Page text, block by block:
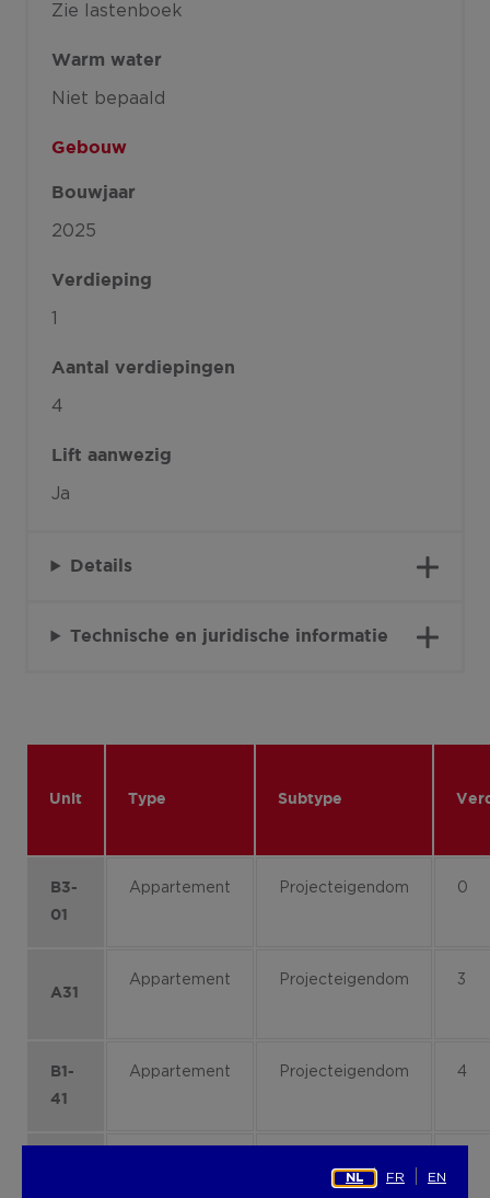
Zie lastenboek
Warm water
Niet bepaald
Gebouw
Bouwjaar
2025
Verdieping
1
Aantal verdiepingen
4
Lift aanwezig
Ja
Details
Technische en juridische informatie
Unit Type Subtype
B3-
01
Appartement Projecteigendom 0
A31
Appartement Projecteigendom 3
B1-
41
Appartement Projecteigendom 4
Projecteigendom
NL FR EN